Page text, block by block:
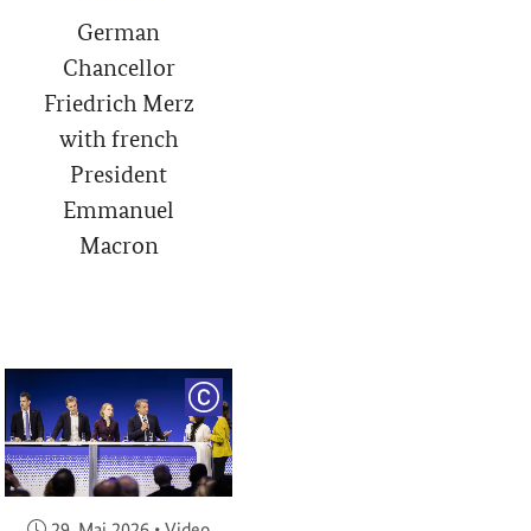
German
Chancellor
Friedrich Merz
with french
President
Emmanuel
Macron
COPYRIGHT